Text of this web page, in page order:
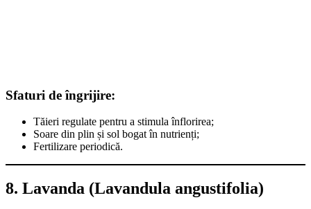
Sfaturi de îngrijire:
Tăieri regulate pentru a stimula înflorirea;
Soare din plin și sol bogat în nutrienți;
Fertilizare periodică.
8. Lavanda (Lavandula angustifolia)